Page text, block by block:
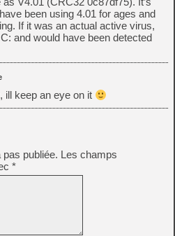
been using 4.01 for ages and
If it was an actual active virus,
and would have been detected
ill keep an eye on it
publiée. Les champs
*